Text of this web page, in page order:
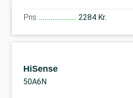
Pris 2284 Kr.
HiSense
50A6N